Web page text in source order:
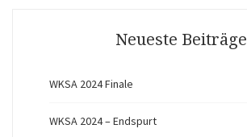
Neueste Beiträge
WKSA 2024 Finale
WKSA 2024 – Endspurt